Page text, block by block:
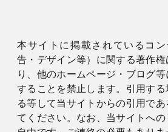
本サイトに掲載されているコ
告・デザイン等）に関する著作
り、他のホームページ・ブログ
することを禁止します。引用す
る等して当サイトからの引用で
てください。なお、当サイトへ